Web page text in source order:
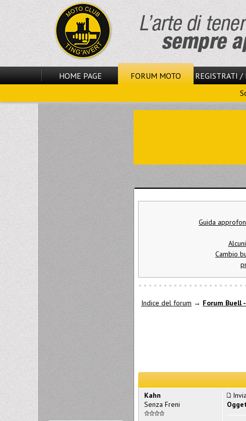
HOME PAGE FORUM MOTO REGISTRATI /
Guida
Cambio
Indice del forum → Forum Buell -
Kahn
Senza Freni